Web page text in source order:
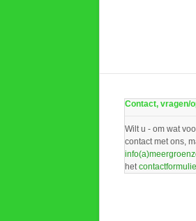
Contact, vragen/
Wilt u - om wat
contact met ons,
het